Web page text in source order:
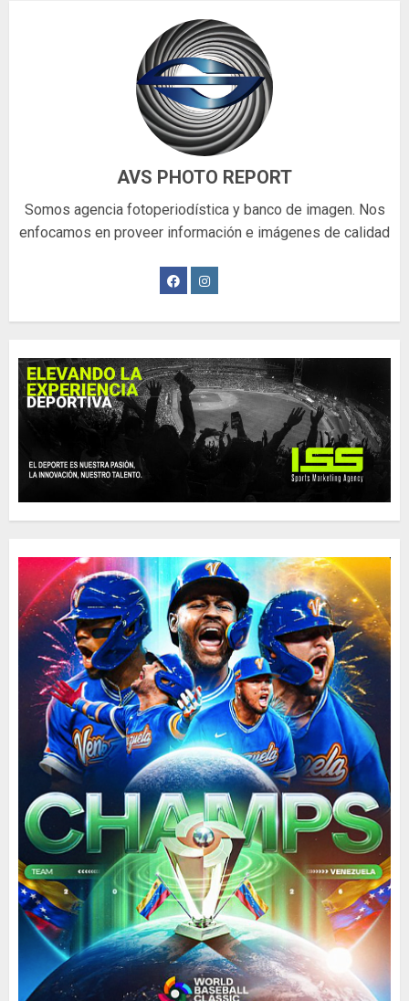
entradas
AVS PHOTO REPORT
Somos agencia fotoperiodística y banco de imagen. Nos
enfocamos en proveer información e imágenes de calidad